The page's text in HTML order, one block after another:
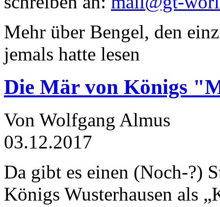
Mehr über Bengel, den
jemals hatte lesen
Die Mär von Königs
Von Wolfgang Almus
03.12.2017
Da gibt es einen (Noch-?)
Königs Wusterhausen als